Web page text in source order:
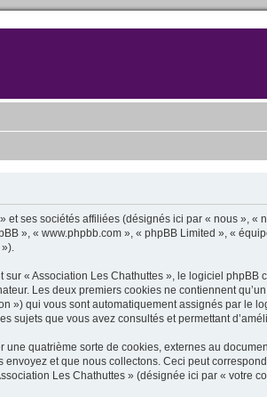
ses sociétés affiliées (désignés ici par « nous », «
», « www.phpbb.com », « phpBB Limited », «
« Association Les Chathuttes », le logiciel
Les deux premiers cookies ne contiennent
») qui vous sont automatiquement assignés par le
que vous avez consultés et permettant
quatrième sorte de cookies, externes au
et que nous collectons. Ceci peut
Les Chathuttes » (désignée ici par « votre